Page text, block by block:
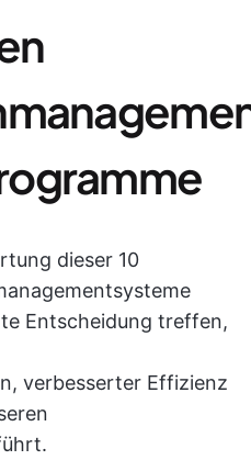
dieser 10
Entscheidung treffen,
verbesserter Effizienz